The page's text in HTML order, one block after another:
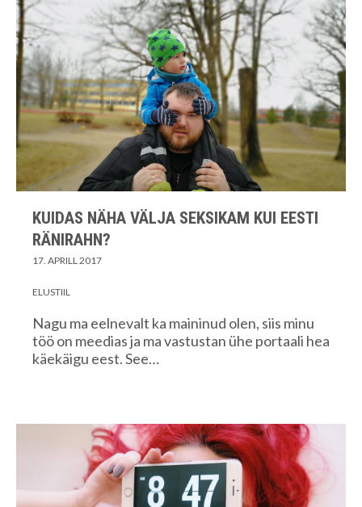
KUIDAS NÄHA VÄLJA SEKSIKAM KUI EESTI
RÄNIRAHN?
17. APRILL 2017
ELUSTIIL
Nagu ma eelnevalt ka maininud olen, siis minu
töö on meedias ja ma vastustan ühe portaali hea
käekäigu eest. See…